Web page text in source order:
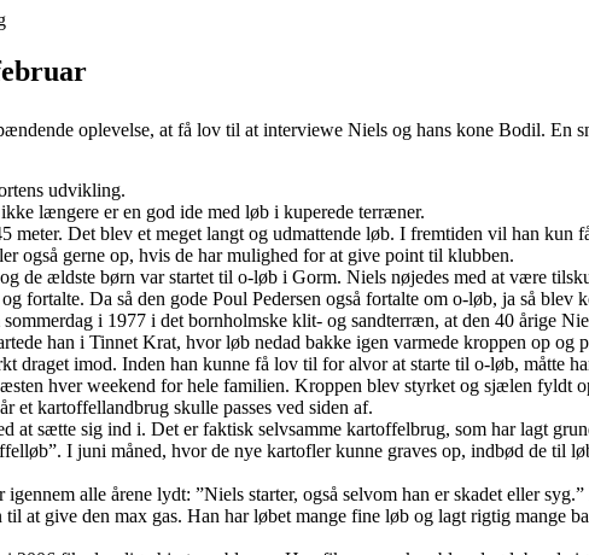
oplevelse, at få lov til at interviewe Niels og hans kone Bodil. En
udvikling.
længere er en god ide med løb i kuperede terræner.
meter. Det blev et meget langt og udmattende løb. I fremtiden vil han
også gerne op, hvis de har mulighed for at give point til klubben.
de ældste børn var startet til o-løb i Gorm. Niels nøjedes med at være
fortalte. Da så den gode Poul Pedersen også fortalte om o-løb, ja så
i 1977 i det bornholmske klit- og sandterræn, at den 40 årige
han i Tinnet Krat, hvor løb nedad bakke igen varmede kroppen op
draget imod. Inden han kunne få lov til for alvor at starte til o-løb, måtte
hver weekend for hele familien. Kroppen blev styrket og sjælen fyldt
et kartoffellandbrug skulle passes ved siden af.
at sætte sig ind i. Det er faktisk selvsamme kartoffelbrug, som har lagt
I juni måned, hvor de nye kartofler kunne graves op, indbød de til
alle årene lydt: ”Niels starter, også selvom han er skadet eller
at give den max gas. Han har løbet mange fine løb og lagt rigtig mange